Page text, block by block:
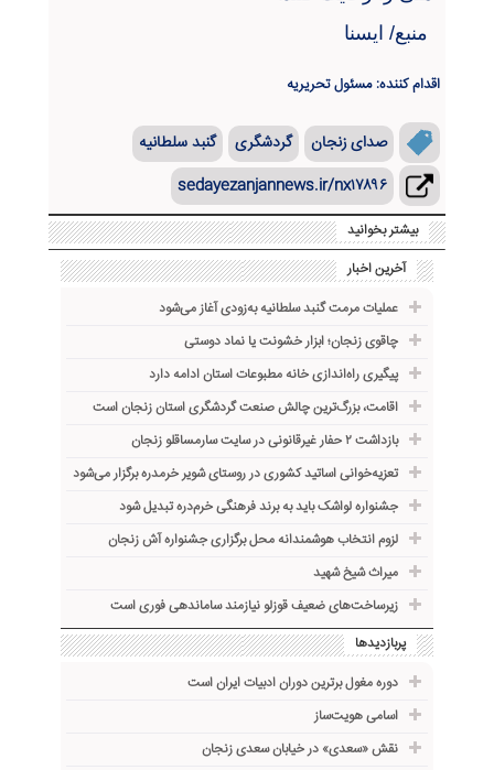
منبع/ ایسنا
اقدام کننده: مسئول تحریریه
صدای زنجان گردشگری
گنبد سلطانیه
sedayezanjannews.ir/nx۱۷۸۹۶
بیشتر بخوانید
آخرین اخبار
عملیات مرمت گنبد سلطانیه به‌زودی آغاز می‌شود
چاقوی زنجان؛ ابزار خشونت یا نماد دوستی
پیگیری راه‌اندازی خانه مطبوعات استان ادامه دارد
اقامت، بزرگ‌ترین چالش صنعت گردشگری استان زنجان است
بازداشت ۲ حفار غیرقانونی در سایت سارمساقلو زنجان
تعزیه‌خوانی اساتید کشوری در روستای شویر خرمدره برگزار می‌شود
جشنواره لواشک باید به برند فرهنگی خرم‌دره تبدیل شود
لزوم انتخاب هوشمندانه محل برگزاری جشنواره آش زنجان
میراث شیخ شهید
زیرساخت‌های ضعیف قوزلو نیازمند ساماندهی فوری است
پربازدیدها
دوره مغول برترین دوران ادبیات ایران است
اسامی هویت‌ساز
نقش «سعدی» در خیابان سعدی زنجان